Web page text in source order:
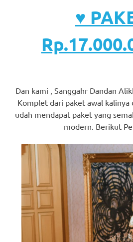
♥
Dan kami , Sanggahr Dandan
Komplet dari paket awal kalinya
udah mendapat paket yang
modern. Berikut